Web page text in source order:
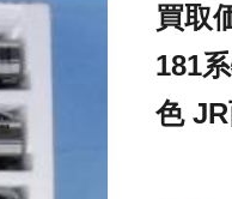
買取
181
色